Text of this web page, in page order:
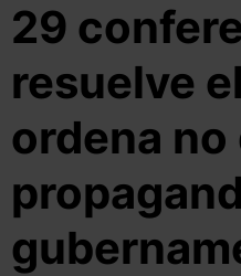
29
resuelve
ordena